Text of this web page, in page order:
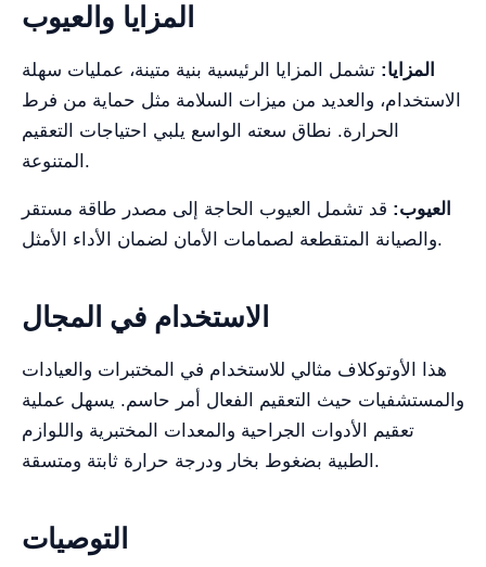
المزايا والعيوب
المزايا: تشمل المزايا الرئيسية بنية متينة، عمليات سهلة
الاستخدام، والعديد من ميزات السلامة مثل حماية من فرط
الحرارة. نطاق سعته الواسع يلبي احتياجات التعقيم
المتنوعة.
العيوب: قد تشمل العيوب الحاجة إلى مصدر طاقة مستقر
والصيانة المتقطعة لصمامات الأمان لضمان الأداء الأمثل.
الاستخدام في المجال
هذا الأوتوكلاف مثالي للاستخدام في المختبرات والعيادات
والمستشفيات حيث التعقيم الفعال أمر حاسم. يسهل عملية
تعقيم الأدوات الجراحية والمعدات المختبرية واللوازم
الطبية بضغوط بخار ودرجة حرارة ثابتة ومتسقة.
التوصيات